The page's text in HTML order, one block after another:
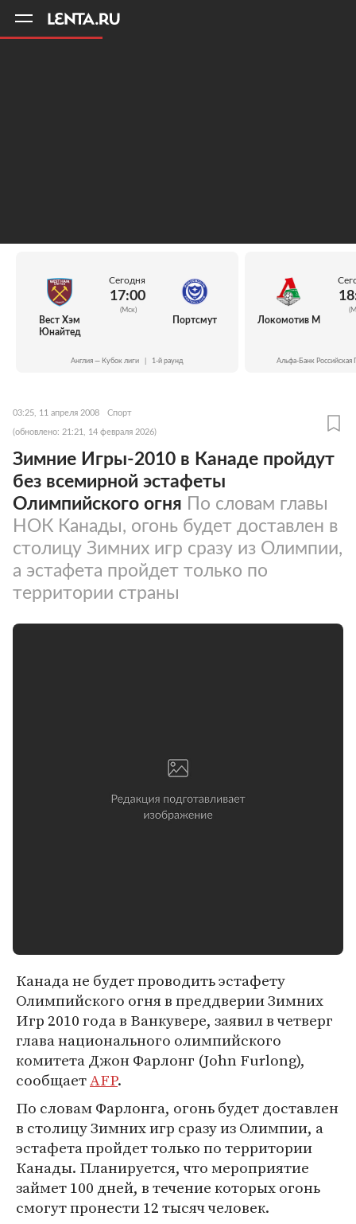
Вест Хэм
Юнайтед
Сегодня
17:00
(Мск)
Портсмут
Англия — Кубок лиги 1-й раунд
Локомотив М
Альфа-Банк Российская
03:25, 11 апреля 2008 Спорт
(обновлено: 21:21, 14 февраля 2026)
Зимние Игры-2010 в Канаде пройдут
без всемирной эстафеты
Олимпийского огня По словам главы
НОК Канады, огонь будет доставлен в
столицу Зимних игр сразу из Олимпии,
а эстафета пройдет только по
территории страны
Канада не будет проводить эстафету
Олимпийского огня в преддверии Зимних
Игр 2010 года в Ванкувере, заявил в четверг
глава национального олимпийского
комитета Джон Фарлонг (John Furlong),
сообщаетAFP.
По словам Фарлонга, огонь будет доставлен
в столицу Зимних игр сразу из Олимпии, а
эстафета пройдет только по территории
Канады. Планируется, что мероприятие
займет 100 дней, в течение которых огонь
смогут пронести 12 тысяч человек.